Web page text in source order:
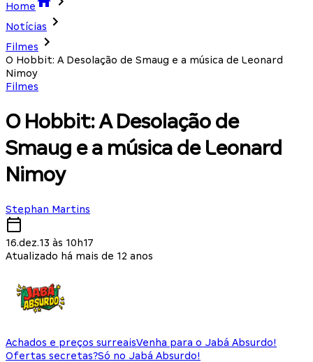
Home
Notícias
Filmes
O Hobbit: A Desolação de Smaug e a música de Leonard
Nimoy
Filmes
O Hobbit: A Desolação de
Smaug e a música de Leonard
Nimoy
Stephan Martins
16.dez.13 às 10h17
Atualizado há mais de 12 anos
Achados e preços surreaisVenha para o Jabá Absurdo!
Ofertas secretas?Só no Jabá Absurdo!